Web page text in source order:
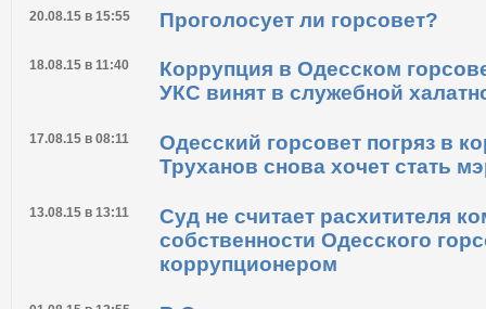
04.09.15 в 08:42
В Одесском горсовете на
третьего чиновника за неделю
Проголосует ли горсовет?
18.08.15 в 11:40
Коррупция в Одесском
УКС винят в служебной
17.08.15 в 08:11
Одесский горсовет погряз в
Труханов снова хочет стать
Суд не считает расхитителя